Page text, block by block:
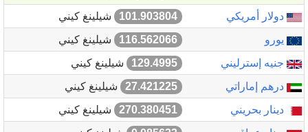
دولار أمريكي
101.903804
شيلينغ كيني
يورو
116.562066
شيلينغ كيني
جنيه إسترليني
129.4995
شيلينغ كيني
درهم إماراتي
27.421225
شيلينغ كيني
دينار بحريني
270.380451
شيلينغ كيني